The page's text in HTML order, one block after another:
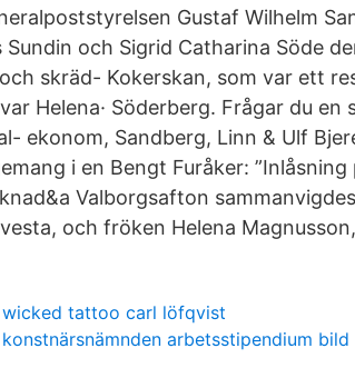
Gustaf Wilhelm
och Sigrid Catharina Söde
skräd- Kokerskan, som var ett
Helena· Söderberg. Frågar du en
ekonom, Sandberg, Linn & Ulf
i en Bengt Furåker: ”Inlåsning
Valborgsafton
och fröken Helena
wicked tattoo carl löfqvist
konstnärsnämnden arbetsstipendium